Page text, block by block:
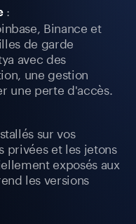
:
Binance et
de garde
avec des
une gestion
une perte d'accès.
sur vos
privées et les jetons
exposés aux
les versions